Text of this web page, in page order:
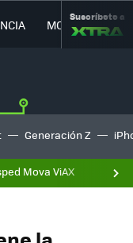
MOVILIDAD
Suscríbete a
Generación Z
Mova ViAX